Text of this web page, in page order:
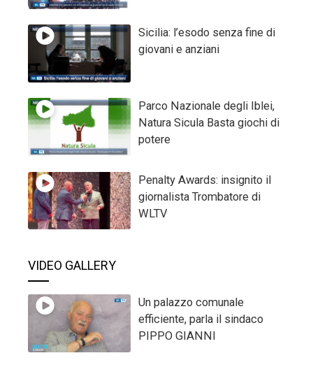
Sicilia: l’esodo senza fine di
giovani e anziani
Parco Nazionale degli Iblei,
Natura Sicula Basta giochi di
potere
Penalty Awards: insignito il
giornalista Trombatore di
WLTV
VIDEO GALLERY
Un palazzo comunale
efficiente, parla il sindaco
PIPPO GIANNI